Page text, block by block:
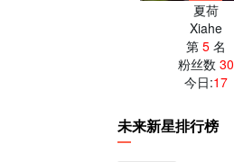
萨拉·海蓝德
Sarah H
第 9名
粉丝数 30
今日:15
未来新星排行榜